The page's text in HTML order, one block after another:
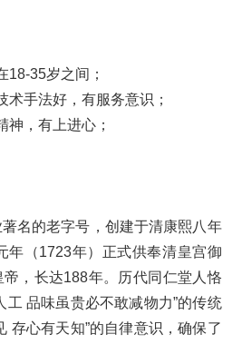
18-35岁之间；
术手法好，有服务意识；
神，有上进心；
名的老字号，创建于清康熙八年
年（1723年）正式供奉清皇宫御
，长达188年。历代同仁堂人恪
工 品味虽贵必不敢减物力”的传统
存心有天知”的自律意识，确保了